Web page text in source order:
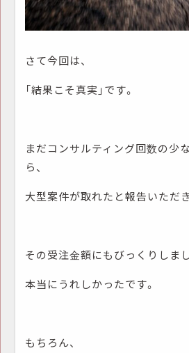
さて今回は、
「結果こそ真実」です。
まだコンサルティング回数の少
ら、
大型案件が取れたと報告いただ
その受注金額にもびっくりしまし
本当にうれしかったです。
もちろん、